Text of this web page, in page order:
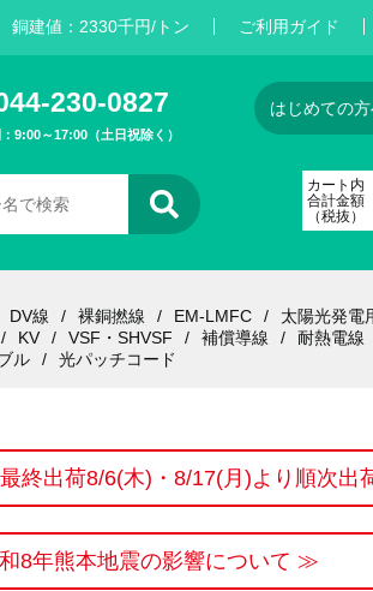
銅建値： 2330千円/トン ご利用ガイド
230-0827
9:00～17:00（土日祝除く）
はじめての
カート内
合計金額
（税抜）
DV線 裸銅撚線 EM-LMFC
太陽光発電
KV VSF・SHVSF 補償導線
耐熱電線
ル 光パッチコード
終出荷8/6(木)・8/17(月)より順次出
和8年熊本地震の影響について ≫